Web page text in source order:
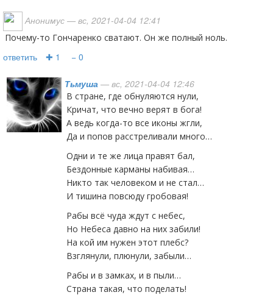
Анонимус — вс, 2021-04-04 12:41
Почему-то Гончаренко сватают. Он же полный ноль.
ответить ✚ 1 − 0
Тьмуша — вс, 2021-04-04 12:46
В стране, где обнуляются нули,
Кричат, что вечно верят в бога!
А ведь когда-то все иконы жгли,
Да и попов расстреливали много…
Одни и те же лица правят бал,
Бездонные карманы набивая…
Никто так человеком и не стал…
И тишина повсюду гробовая!
Рабы всё чуда ждут с небес,
Но Небеса давно на них забили!
На кой им нужен этот плебс?
Взглянули, плюнули, забыли…
Рабы и в замках, и в пыли…
Страна такая, что поделать!